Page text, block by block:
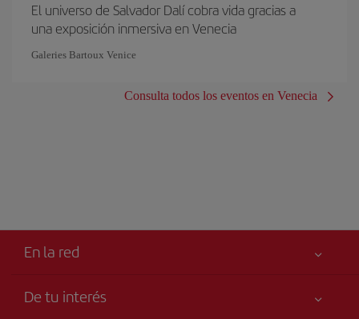
El universo de Salvador Dalí cobra vida gracias a
una exposición inmersiva en Venecia
Galeries Bartoux Venice
Consulta todos los eventos en Venecia
En la red
De tu interés